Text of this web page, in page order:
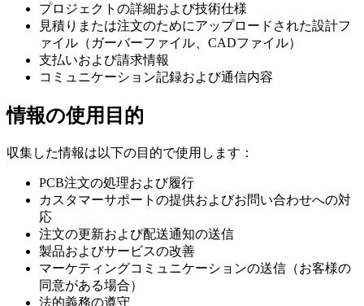
プロジェクトの詳細および技術仕様
見積りまたは注文のためにアップロードされた設計フ
ァイル（ガーバーファイル、CADファイル）
支払いおよび請求情報
コミュニケーション記録および通信内容
情報の使用目的
収集した情報は以下の目的で使用します：
PCB注文の処理および履行
カスタマーサポートの提供およびお問い合わせへの対
応
注文の更新および配送通知の送信
製品およびサービスの改善
マーケティングコミュニケーションの送信（お客様の
同意がある場合）
法的義務の遵守